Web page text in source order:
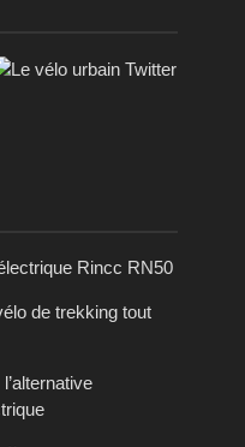
Rincc RN50
de trekking tout